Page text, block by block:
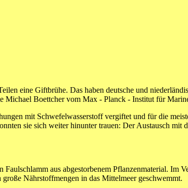
eine Giftbrühe. Das haben deutsche und
Michael Boettcher vom Max - Planck - Institut für
mit Schwefelwasserstoff vergiftet und für die
sie sich weiter hinunter trauen: Der Austausch
aus abgestorbenem Pflanzenmaterial. Im
Nährstoffmengen in das Mittelmeer geschwemmt.